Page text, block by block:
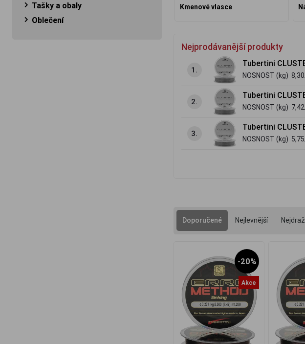
Tašky a obaly
Oblečení
Kmenové vlasce
Nejprodávanější produkty
1.
Tubertini
2.
Tubertini
3.
Tubertini
Doporučené Nejlevnější
-20%
Akce